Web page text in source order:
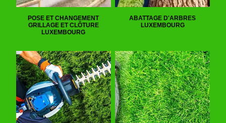
POSE ET CHANGEMENT
GRILLAGE ET CLÔTURE
LUXEMBOURG
ABATTAGE D'ARBRES
LUXEMBOURG